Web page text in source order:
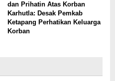
dan Prihatin Atas Korban
Karhutla: Desak Pemkab
Ketapang Perhatikan Keluarga
Korban